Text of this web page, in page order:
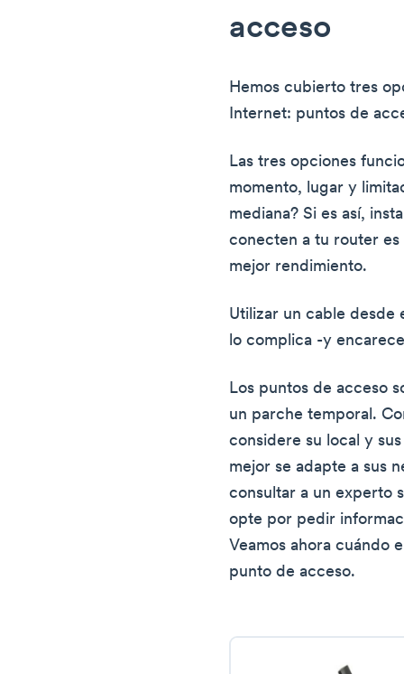
acceso
Hemos cubierto tres
Internet: puntos de
Las tres opciones
momento, lugar y
mediana? Si es así,
conecten a tu router
mejor rendimiento.
Utilizar un cable desde
lo complica -y
Los puntos de acceso
un parche temporal.
considere su local y
mejor se adapte a sus
consultar a un experto
opte por pedir
Veamos ahora cuándo
punto de acceso.